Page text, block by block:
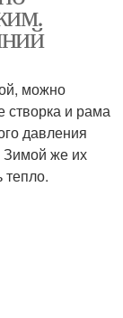
можно
створка и рама
давления
Зимой же их
тепло.